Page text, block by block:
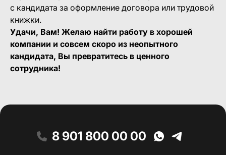
с кандидата за оформление договора или трудовой
книжки.
Удачи, Вам! Желаю найти работу в хорошей
компании и совсем скоро из неопытного
кандидата, Вы превратитесь в ценного
сотрудника!
8 901 800 00 00